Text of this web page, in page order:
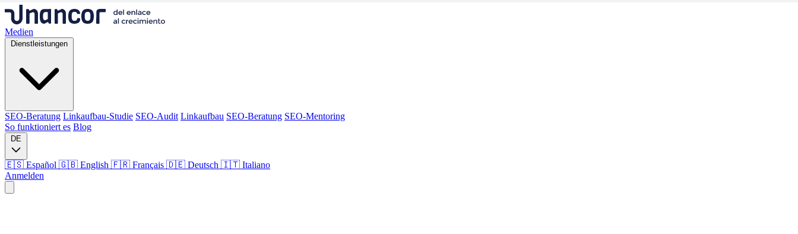
Medien
Dienstleistungen
SEO-Beratung Linkaufbau-Studie SEO-Audit Linkaufbau SEO-Beratung SEO-Mentoring
So funktioniert es Blog
DE
🇪🇸 Español 🇬🇧 English 🇫🇷 Français 🇩🇪 Deutsch 🇮🇹 Italiano
Anmelden